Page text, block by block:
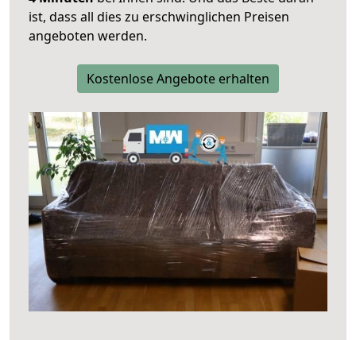
ist, dass all dies zu erschwinglichen Preisen
angeboten werden.
Kostenlose Angebote erhalten